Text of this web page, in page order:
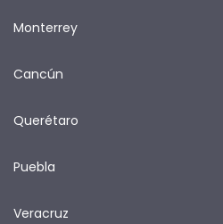
Monterrey
Cancún
Querétaro
Puebla
Veracruz